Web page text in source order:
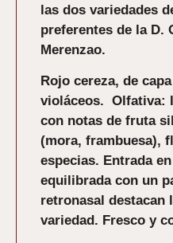
las dos variedades
preferentes de la D.
Merenzao.
Rojo cereza, de
violáceos. Olfativa:
con notas de fruta
(mora, frambuesa),
especias. Entrada
equilibrada con un
retronasal destacan
variedad. Fresco y